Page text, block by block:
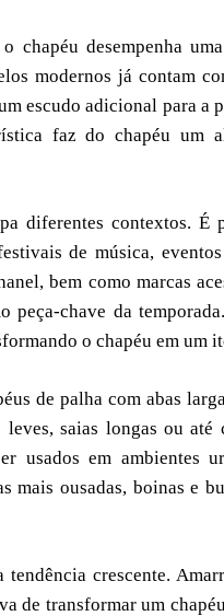
chapéu desempenha
modernos já contam
escudo adicional para a
faz do chapéu um
diferentes contextos. É
de música,
bem como marcas
peça-chave da
o chapéu em um
de palha com abas
saias longas ou
usados em ambientes
mais ousadas, boinas e
crescente.
de transformar um